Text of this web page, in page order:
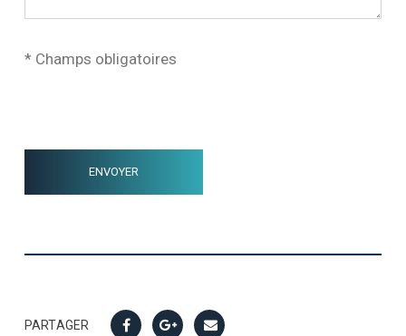
* Champs obligatoires
PARTAGER